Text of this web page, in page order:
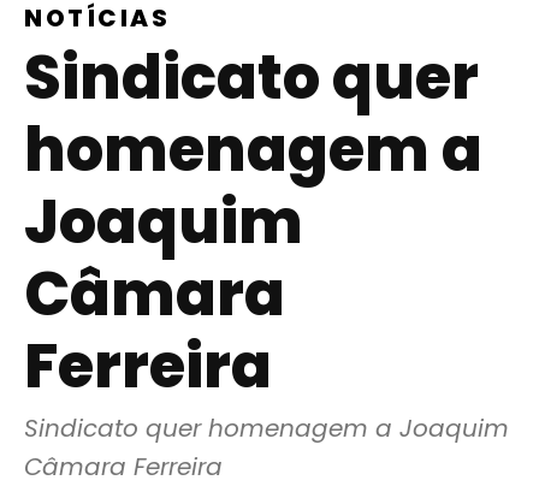
NOTÍCIAS
Sindicato quer
homenagem a
Joaquim
Câmara
Ferreira
Sindicato quer homenagem a Joaquim
Câmara Ferreira